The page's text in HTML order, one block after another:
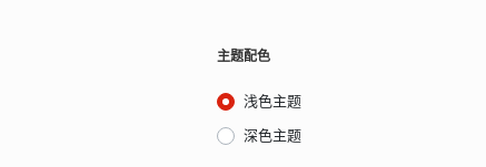
主题配色
浅色主题
深色主题